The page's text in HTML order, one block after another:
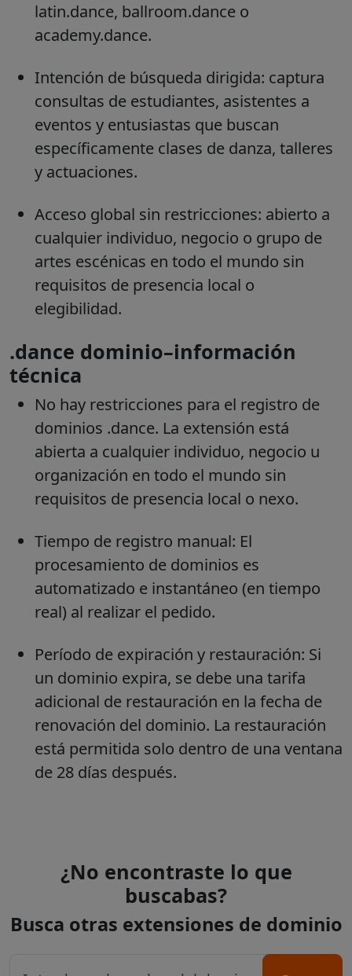
latin.dance, ballroom.dance o
academy.dance.
Intención de búsqueda dirigida: captura
consultas de estudiantes, asistentes a
eventos y entusiastas que buscan
específicamente clases de danza, talleres
y actuaciones.
Acceso global sin restricciones: abierto a
cualquier individuo, negocio o grupo de
artes escénicas en todo el mundo sin
requisitos de presencia local o
elegibilidad.
.dance dominio–información
técnica
No hay restricciones para el registro de
dominios .dance. La extensión está
abierta a cualquier individuo, negocio u
organización en todo el mundo sin
requisitos de presencia local o nexo.
Tiempo de registro manual: El
procesamiento de dominios es
automatizado e instantáneo (en tiempo
real) al realizar el pedido.
Período de expiración y restauración: Si
un dominio expira, se debe una tarifa
adicional de restauración en la fecha de
renovación del dominio. La restauración
está permitida solo dentro de una ventana
de 28 días después.
¿No encontraste lo que
buscabas?
Busca otras extensiones de dominio